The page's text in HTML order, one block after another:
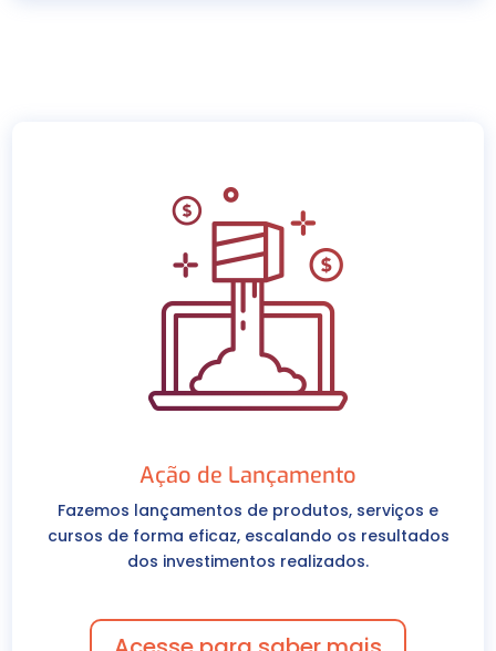
Ação de Lançamento
Fazemos lançamentos de produtos, serviços e
cursos de forma eficaz, escalando os resultados
dos investimentos realizados.